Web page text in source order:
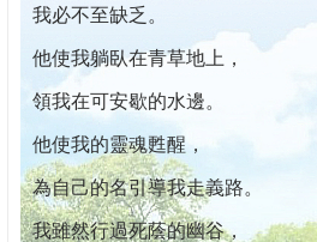
我必不至缺乏。
他使我躺臥在青草地上，
領我在可安歇的水邊。
他使我的靈魂甦醒，
為自己的名引導我走義路。
我雖然行過死蔭的幽谷，